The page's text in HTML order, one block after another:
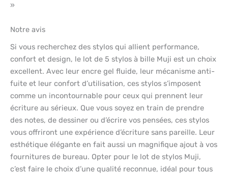
»
Notre avis
Si vous recherchez des stylos qui allient performance,
confort et design, le lot de 5 stylos à bille Muji est un choix
excellent. Avec leur encre gel fluide, leur mécanisme anti-
fuite et leur confort d’utilisation, ces stylos s’imposent
comme un incontournable pour ceux qui prennent leur
écriture au sérieux. Que vous soyez en train de prendre
des notes, de dessiner ou d’écrire vos pensées, ces stylos
vous offriront une expérience d’écriture sans pareille. Leur
esthétique élégante en fait aussi un magnifique ajout à vos
fournitures de bureau. Opter pour le lot de stylos Muji,
c’est faire le choix d’une qualité reconnue, idéal pour tous